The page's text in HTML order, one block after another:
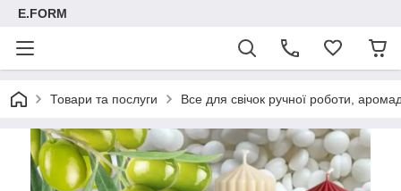
E.FORM
Товари та послуги Все для свічок ручної роботи,